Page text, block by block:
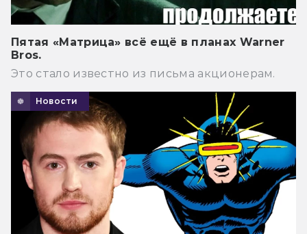
Пятая «Матрица» всё ещё в планах Warner
Bros.
Это стало известно из письма акционерам.
Новости